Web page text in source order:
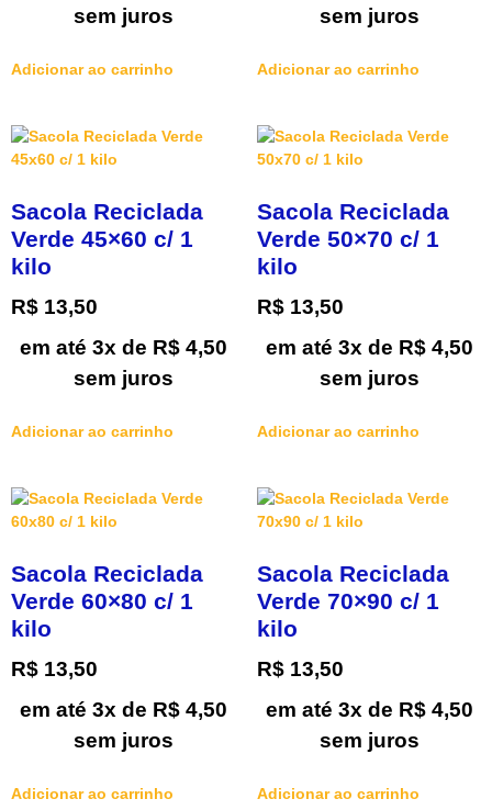
sem juros
Adicionar ao carrinho
sem juros
Adicionar ao carrinho
Sacola Reciclada
Verde 45×60 c/ 1
kilo
R$ 13,50
em até 3x de R$4,50
sem juros
Adicionar ao carrinho
Sacola Reciclada
Verde 50×70 c/ 1
kilo
R$ 13,50
em até 3x de R$4,50
sem juros
Adicionar ao carrinho
Sacola Reciclada
Verde 60×80 c/ 1
kilo
R$ 13,50
em até 3x de R$4,50
sem juros
Adicionar ao carrinho
Sacola Reciclada
Verde 70×90 c/ 1
kilo
R$ 13,50
em até 3x de R$4,50
sem juros
Adicionar ao carrinho